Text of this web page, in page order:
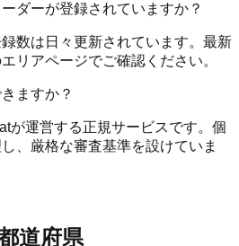
ダーが登録されていますか？
数は日々更新されています。最新
リアページでご確認ください。
ますか？
が運営する正規サービスです。個
、厳格な審査基準を設けていま
道府県